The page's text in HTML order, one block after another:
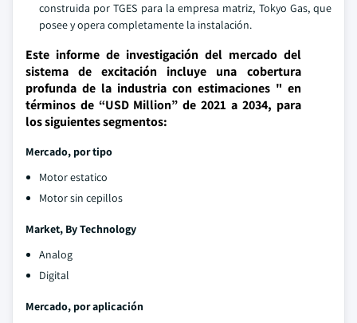
construida por TGES para la empresa matriz, Tokyo Gas, que
posee y opera completamente la instalación.
Este informe de investigación del mercado del
sistema de excitación incluye una cobertura
profunda de la industria con estimaciones " en
términos de “USD Million” de 2021 a 2034, para
los siguientes segmentos:
Mercado, por tipo
Motor estatico
Motor sin cepillos
Market, By Technology
Analog
Digital
Mercado, por aplicación